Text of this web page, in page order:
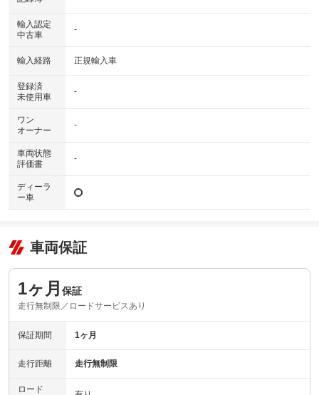
輸入認定
中古車
-
輸入経路 正規輸入車
登録済
未使用車
-
ワン
オーナー
-
車両状態
評価書
-
ディーラ
ー車
車両保証
1ヶ月 保証
走行無制限／ロードサービスあり
保証期間 1ヶ月
走行距離 走行無制限
ロード